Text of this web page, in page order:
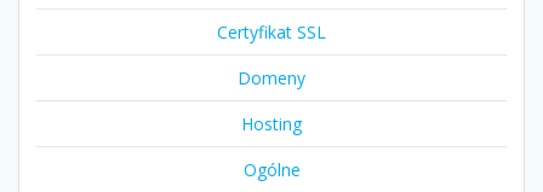
Certyfikat SSL
Domeny
Hosting
Ogólne